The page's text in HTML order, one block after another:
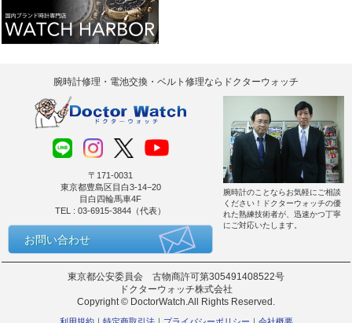
腕時計修理・電池交換・ベルト修理ならドクターウォッチ
〒171-0031
東京都豊島区目白3-14−20
目白四輪馬車4F
TEL : 03-6915-3844（代表）
お問い合わせ
腕時計のことならお気軽にご相談
ください！ドクターウォッチの優
れた熟練技術者が、迅速かつ丁寧
にご対応いたします。
東京都公安委員会 古物商許可第305491408522号
ドクターウォッチ株式会社
Copyright © DoctorWatch.All Rights Reserved.